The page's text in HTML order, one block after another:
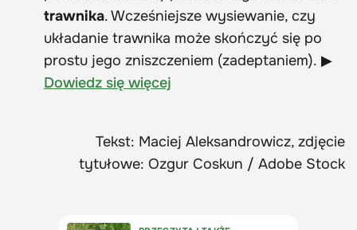
trawnika. Wcześniejsze wysiewanie, czy
układanie trawnika może skończyć się po
prostu jego zniszczeniem (zadeptaniem). ▶
Dowiedz się więcej
Tekst: Maciej Aleksandrowicz, zdjęcie
tytułowe: Ozgur Coskun / Adobe Stock